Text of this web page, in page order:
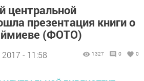
центральной
презентация книги о
(ФОТО)
- 11:58 1327 0 0